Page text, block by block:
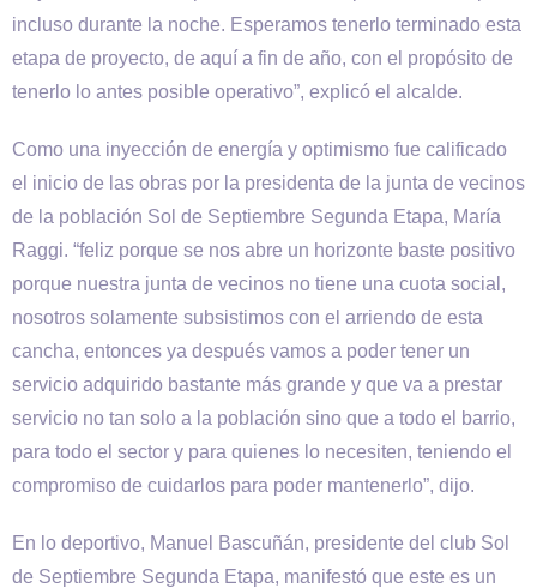
incluso durante la noche. Esperamos tenerlo terminado esta
etapa de proyecto, de aquí a fin de año, con el propósito de
tenerlo lo antes posible operativo”, explicó el alcalde.
Como una inyección de energía y optimismo fue calificado
el inicio de las obras por la presidenta de la junta de vecinos
de la población Sol de Septiembre Segunda Etapa, María
Raggi. “feliz porque se nos abre un horizonte baste positivo
porque nuestra junta de vecinos no tiene una cuota social,
nosotros solamente subsistimos con el arriendo de esta
cancha, entonces ya después vamos a poder tener un
servicio adquirido bastante más grande y que va a prestar
servicio no tan solo a la población sino que a todo el barrio,
para todo el sector y para quienes lo necesiten, teniendo el
compromiso de cuidarlos para poder mantenerlo”, dijo.
En lo deportivo, Manuel Bascuñán, presidente del club Sol
de Septiembre Segunda Etapa, manifestó que este es un